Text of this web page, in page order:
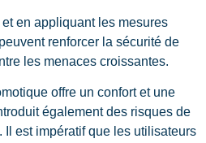
en appliquant les mesures
renforcer la sécurité de
les menaces croissantes.
offre un confort et une
également des risques de
est impératif que les utilisateurs